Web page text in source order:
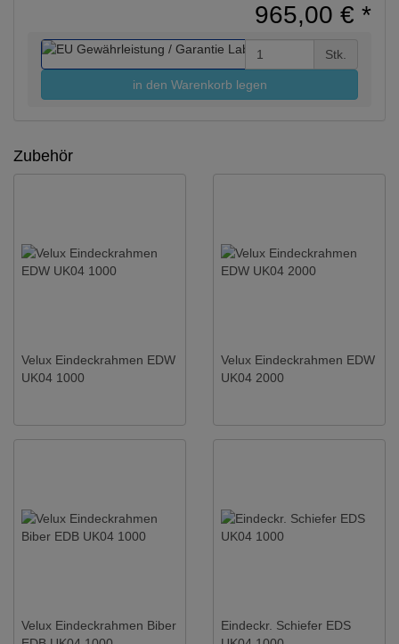
965,00 € *
Stk.
in den Warenkorb legen
Zubehör
Velux Eindeckrahmen EDW
UK04 1000
Velux Eindeckrahmen EDW
UK04 2000
Velux Eindeckrahmen Biber
Eindeckr. Schiefer EDS